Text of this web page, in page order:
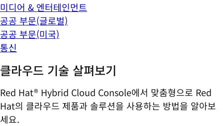
미디어 & 엔터테인먼트
공공 부문(글로벌)
공공 부문(미국)
통신
클라우드 기술 살펴보기
Red Hat® Hybrid Cloud Console에서 맞춤형으로 Red
Hat의 클라우드 제품과 솔루션을 사용하는 방법을 알아보
세요.